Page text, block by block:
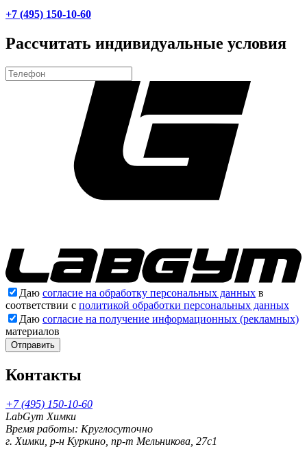
+7 (495) 150-10-60
Рассчитать индивидуальные условия
Даю согласие на обработку персональных данных в
соответствии с политикой обработки персональных данных
Даю согласие на получение информационных (рекламных)
материалов
Отправить
Контакты
+7 (495) 150-10-60
LabGym Химки
Время работы: Круглосуточно
г. Химки, р-н Куркино, пр-т Мельникова, 27c1